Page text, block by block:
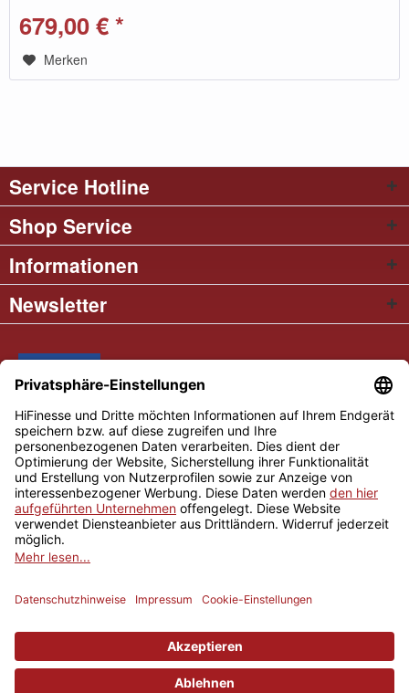
679,00 € *
Merken
Service Hotline
Shop Service
Informationen
Newsletter
* Alle Preise inkl. gesetzl. Mehrwertsteuer
Cookie settings Händler-Login
Über uns
Kontakt und Anfahrt
Versand und Zahlungsbedingungen